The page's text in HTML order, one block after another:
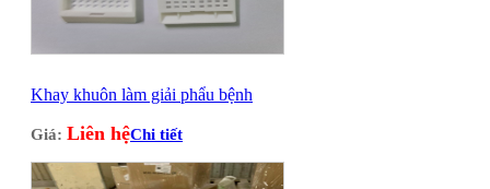
Khay khuôn làm giải phẩu bệnh
Giá: Liên hệChi tiết